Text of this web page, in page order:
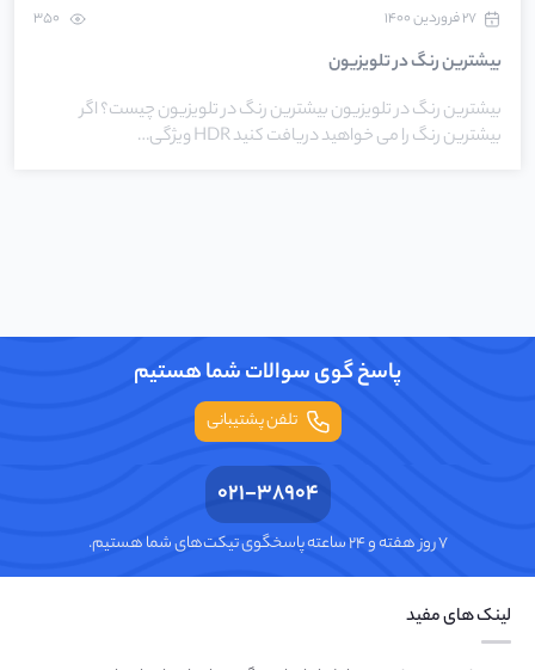
۲۷ فروردین ۱۴۰۰
بیشترین رنگ در تلویزیون
بیشترین رنگ در تلویزیون بیشترین رنگ در تلویزیون چیست؟ اگر
بیشترین رنگ را می خواهید دریافت کنید HDR ویژگی…
پاسخ گوی سوالات شما هستیم
تلفن پشتیبانی
021-38904
۷ روز هفته و ۲۴ ساعته پاسخگوی تیکت‌های شما هستیم.
لینک های مفید